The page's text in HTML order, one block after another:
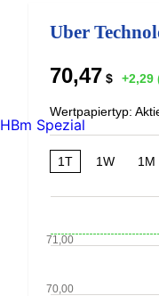
Uber
70,47 $ +2,29
Wertpapiertyp:
1T 1W 1M
70,00
71,00
HBm Spezial